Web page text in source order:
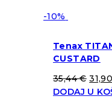
-10%
Tenax
CUSTARD
35,44€ 31,90
DODAJ U